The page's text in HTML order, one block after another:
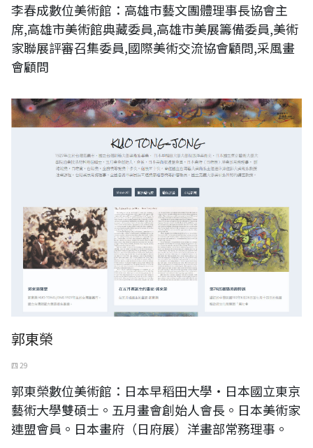
李春成數位美術館：高雄市藝文團體理事長協會主
席,高雄市美術館典藏委員,高雄市美展籌備委員,美術
家聯展評審召集委員,國際美術交流協會顧問,采風畫
會顧問
郭東榮
四 29
郭東榮數位美術館：日本早稻田大學‧日本國立東京
藝術大學雙碩士。五月畫會創始人會長。日本美術家
連盟會員。日本畫府（日府展）洋畫部常務理事。